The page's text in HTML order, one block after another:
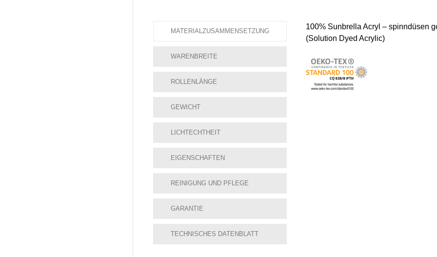
MATERIALZUSAMMENSETZUNG
WARENBREITE
ROLLENLÄNGE
GEWICHT
LICHTECHTHEIT
EIGENSCHAFTEN
REINIGUNG UND PFLEGE
GARANTIE
TECHNISCHES DATENBLATT
100% Sunbrella Acryl – spinndüsen
(Solution Dyed Acrylic)